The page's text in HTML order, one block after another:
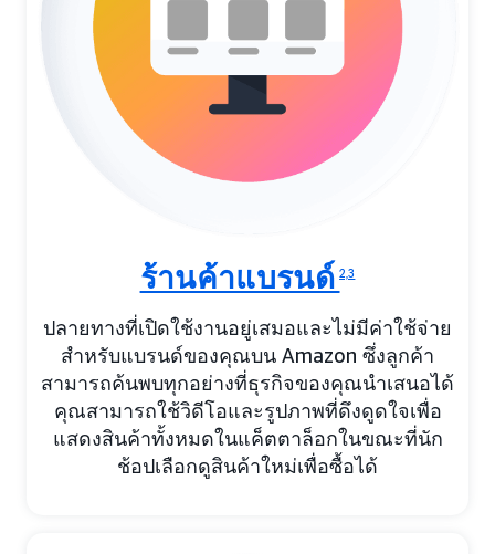
ร้านค้าแบรนด์2,3
ปลายทางที่เปิดใช้งานอยู่เสมอและไม่มีค่าใช้จ่าย
สำหรับแบรนด์ของคุณบน Amazon ซึ่งลูกค้า
สามารถค้นพบทุกอย่างที่ธุรกิจของคุณนำเสนอได้
คุณสามารถใช้วิดีโอและรูปภาพที่ดึงดูดใจเพื่อ
แสดงสินค้าทั้งหมดในแค็ตตาล็อกในขณะที่นัก
ช้อปเลือกดูสินค้าใหม่เพื่อซื้อได้